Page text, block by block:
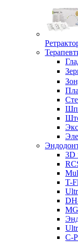
3D
T-
C-